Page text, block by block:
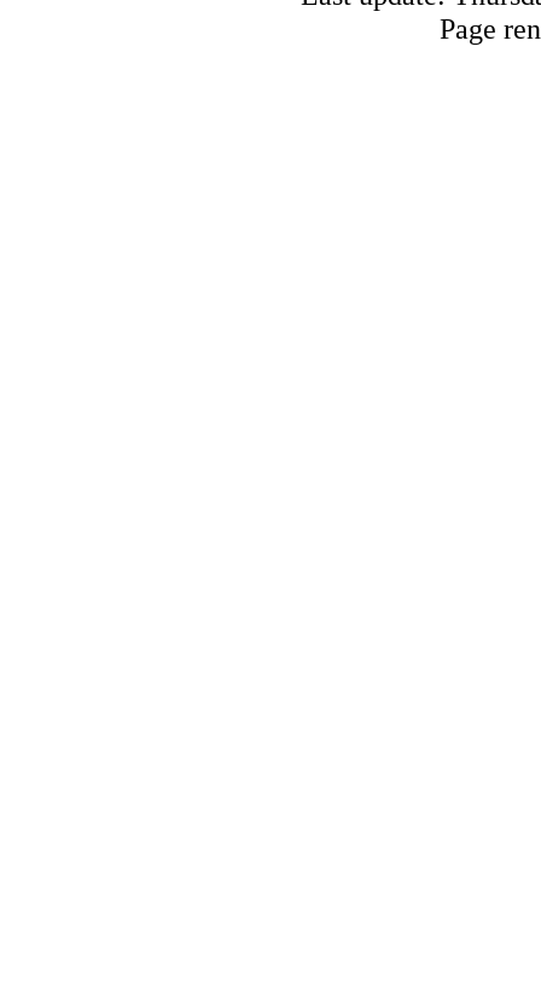
Page